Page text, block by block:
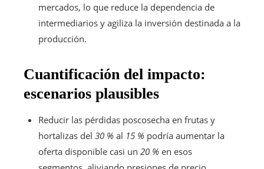
mercados, lo que reduce la dependencia de
intermediarios y agiliza la inversión destinada a la
producción.
Cuantificación del impacto:
escenarios plausibles
Reducir las pérdidas poscosecha en frutas y
hortalizas del 30 % al 15 % podría aumentar la
oferta disponible casi un 20 % en esos